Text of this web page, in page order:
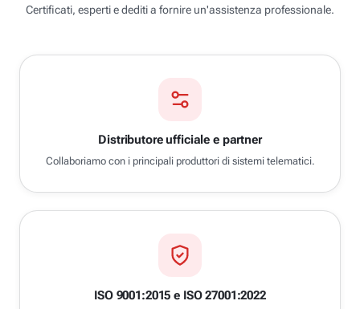
Certificati, esperti e dediti a fornire un'assistenza professionale.
Distributore ufficiale e partner
Collaboriamo con i principali produttori di sistemi telematici.
ISO 9001:2015 e ISO 27001:2022